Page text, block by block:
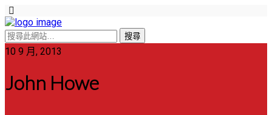
10 9 月, 2013
John Howe